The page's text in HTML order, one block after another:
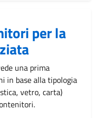
per la
una prima
in base alla tipologia
vetro, carta)